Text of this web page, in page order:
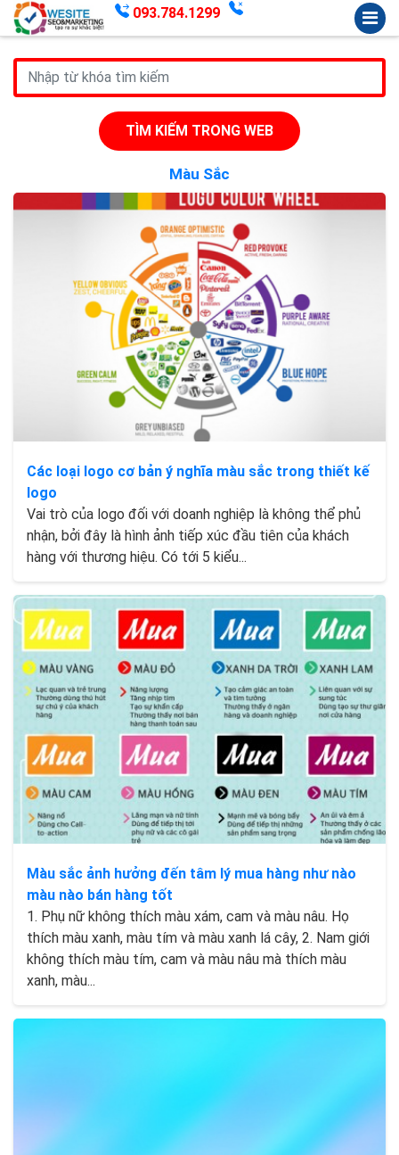
093.784.1299
TÌM KIẾM TRONG WEB
Màu Sắc
Các loại logo cơ bản ý nghĩa màu sắc trong thiết kế
logo
Vai trò của logo đối với doanh nghiệp là không thể phủ
nhận, bởi đây là hình ảnh tiếp xúc đầu tiên của khách
hàng với thương hiệu. Có tới 5 kiểu...
Màu sắc ảnh hưởng đến tâm lý mua hàng như nào
màu nào bán hàng tốt
1. Phụ nữ không thích màu xám, cam và màu nâu. Họ
thích màu xanh, màu tím và màu xanh lá cây, 2. Nam giới
không thích màu tím, cam và màu nâu mà thích màu
xanh, màu...